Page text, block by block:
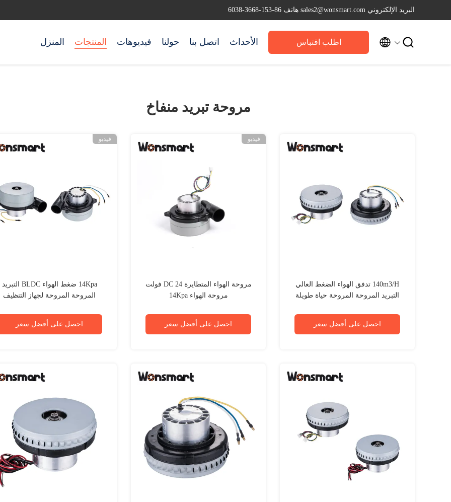
البريد الإلكتروني sales2@wonsmart.com هاتف 86-153-3668-6038
المنزل المنتجات فيديوهات حولنا اتصل بنا الأحداث اطلب اقتباس  
مروحة تبريد منفاخ
فيديو
14Kpa ضغط الهواء BLDC التبريد
المروحة المروحة لجهاز التنظيف
احصل على أفضل سعر
فيديو
مروحة الهواء المتطايرة DC 24 فولت
مروحة الهواء 14Kpa
احصل على أفضل سعر
140m3/H تدفق الهواء الضغط العالي
التبريد المروحة المروحة حياة طويلة
احصل على أفضل سعر